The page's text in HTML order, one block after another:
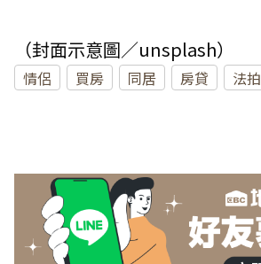
（封面示意圖／unsplash）
情侶 買房 同居 房貸 法拍